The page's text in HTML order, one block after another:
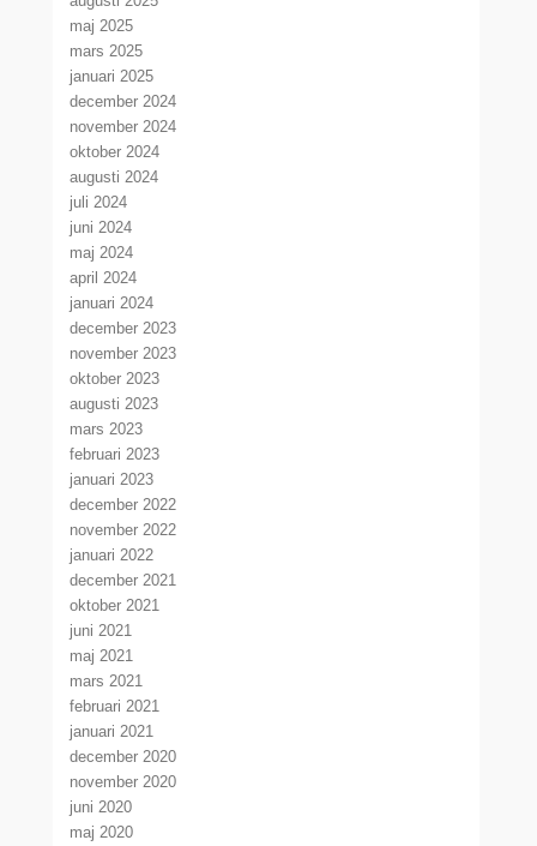
maj 2025
mars 2025
januari 2025
december 2024
november 2024
oktober 2024
augusti 2024
juli 2024
juni 2024
maj 2024
april 2024
januari 2024
december 2023
november 2023
oktober 2023
augusti 2023
mars 2023
februari 2023
januari 2023
december 2022
november 2022
januari 2022
december 2021
oktober 2021
juni 2021
maj 2021
mars 2021
februari 2021
januari 2021
december 2020
november 2020
juni 2020
maj 2020